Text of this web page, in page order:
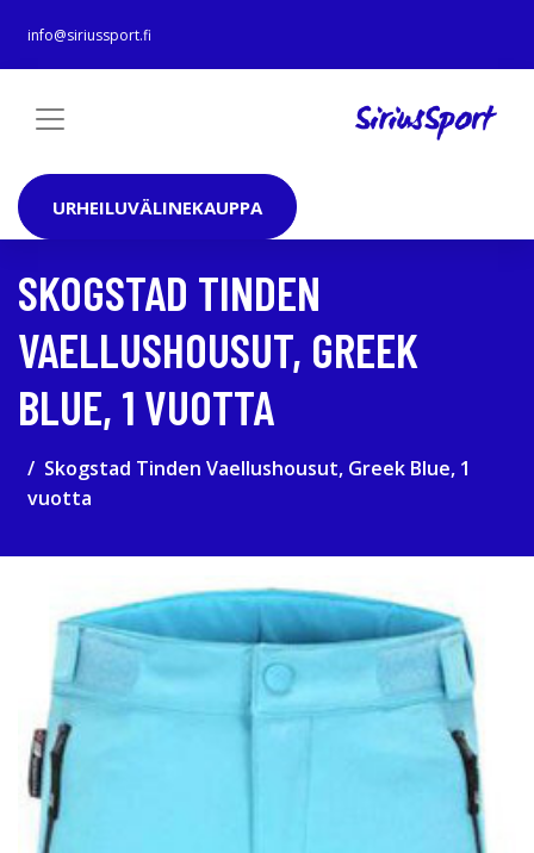
info@siriussport.fi
URHEILUVÄLINEKAUPPA
SKOGSTAD TINDEN
VAELLUSHOUSUT, GREEK
BLUE, 1 VUOTTA
Skogstad Tinden Vaellushousut, Greek Blue, 1
vuotta